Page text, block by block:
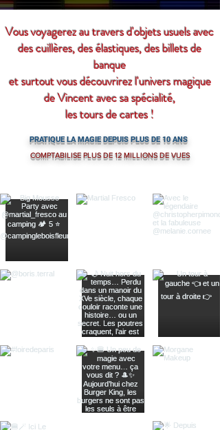
Vousvoyagerez au travers d'objets usuels avec
des cuillères, des élastiques, des billets de
banque
et surtout vous découvrirez l'univers magique
de Vincentavec saspécialité,
les tours de cartes !
PRATIQUE LA MAGIE DEPUIS PLUS DE 10 ANS
COMPTABILISE PLUS DE 12 MILLIONS DE VUES